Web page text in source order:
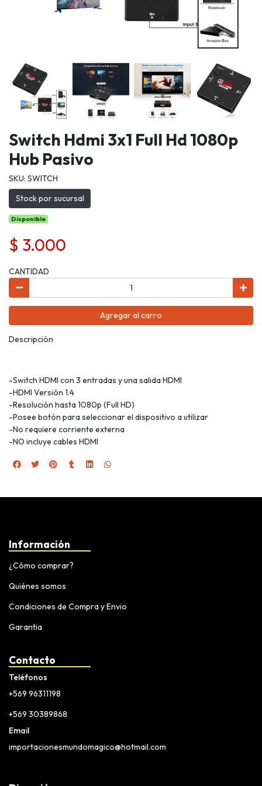
Switch Hdmi 3x1 Full Hd 1080p
Hub Pasivo
SKU: SWITCH
Stock por sucursal
Disponible
$ 3.000
CANTIDAD
Agregar al carro
Descripción
-Switch HDMI con 3 entradas y una salida HDMI
-HDMI Versión 1.4
-Resolución hasta 1080p (Full HD)
-Posee botón para seleccionar el dispositivo a utilizar
-No requiere corriente externa
-NO incluye cables HDMI
Información
¿Cómo comprar?
Quiénes somos
Condiciones de Compra y Envio
Garantia
Contacto
Teléfonos
+569 96311198
+569 30389868
Email
importacionesmundomagico@hotmail.com